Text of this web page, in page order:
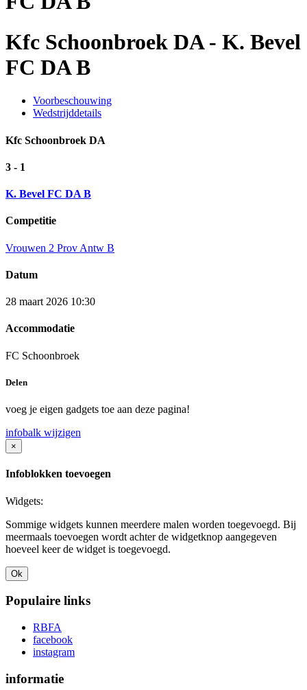
Kfc Schoonbroek DA - K. Bevel
FC DA B
Voorbeschouwing
Wedstrijddetails
Kfc Schoonbroek DA
3 - 1
K. Bevel FC DA B
Competitie
Vrouwen 2 Prov Antw B
Datum
28 maart 2026 10:30
Accommodatie
FC Schoonbroek
Delen
voeg je eigen gadgets toe aan deze pagina!
infobalk wijzigen
×
Infoblokken toevoegen
Widgets:
Sommige widgets kunnen meerdere malen worden toegevoegd. Bij
meermaals toevoegen wordt achter de widgetknop aangegeven
hoeveel keer de widget is toegevoegd.
Ok
Populaire links
RBFA
facebook
instagram
informatie